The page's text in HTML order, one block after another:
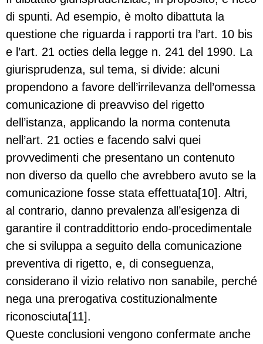
di spunti. Ad esempio, è molto dibattuta la
questione che riguarda i rapporti tra l’art. 10 bis
e l’art. 21 octies della legge n. 241 del 1990. La
giurisprudenza, sul tema, si divide: alcuni
propendono a favore dell’irrilevanza dell’omessa
comunicazione di preavviso del rigetto
dell’istanza, applicando la norma contenuta
nell’art. 21 octies e facendo salvi quei
provvedimenti che presentano un contenuto
non diverso da quello che avrebbero avuto se la
comunicazione fosse stata effettuata[10]. Altri,
al contrario, danno prevalenza all’esigenza di
garantire il contraddittorio endo-procedimentale
che si sviluppa a seguito della comunicazione
preventiva di rigetto, e, di conseguenza,
considerano il vizio relativo non sanabile, perché
nega una prerogativa costituzionalmente
riconosciuta[11].
Queste conclusioni vengono confermate anche